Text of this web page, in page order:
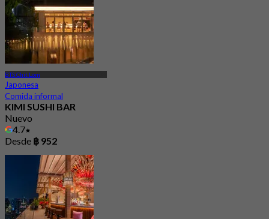
BTS Chit Lom
Japonesa
Comida informal
KIMI SUSHI BAR
Nuevo
4.7
Desde ฿ 952